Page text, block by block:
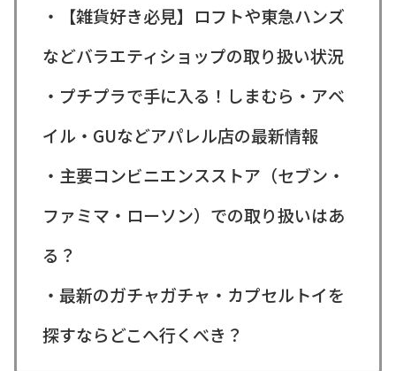
・【雑貨好き必見】ロフトや東急ハンズ
などバラエティショップの取り扱い状況
・プチプラで手に入る！しまむら・アベ
イル・GUなどアパレル店の最新情報
・主要コンビニエンスストア（セブン・
ファミマ・ローソン）での取り扱いはあ
る？
・最新のガチャガチャ・カプセルトイを
探すならどこへ行くべき？